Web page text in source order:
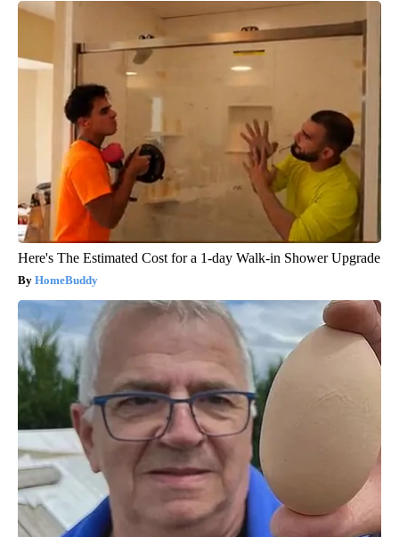
Here's The Estimated Cost for a 1-day Walk-in Shower Upgrade
HomeBuddy